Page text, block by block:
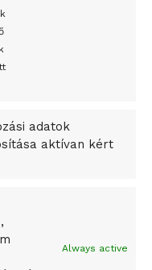
adatok
aktívan kért
Always active
amerikai Meridian
legjobbjai az
kinevezték
elődöntős – Birkózó